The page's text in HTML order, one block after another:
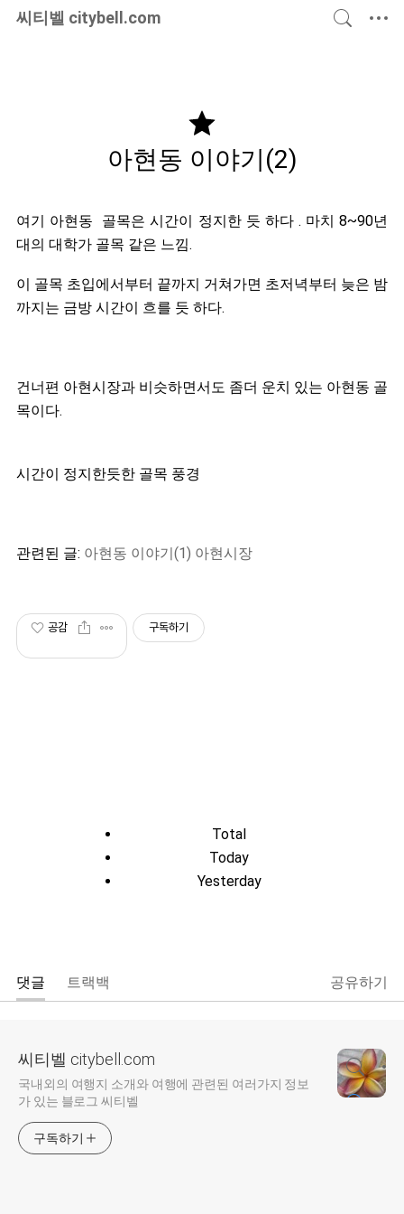
씨티벨 citybell.com
맛있는집
아현동 이야기(2)
여기 아현동 골목은 시간이 정지한 듯 하다 . 마치 8~90년
대의 대학가 골목 같은 느낌.
이 골목 초입에서부터 끝까지 거쳐가면 초저녁부터 늦은 밤
까지는 금방 시간이 흐를 듯 하다.
건너편 아현시장과 비슷하면서도 좀더 운치 있는 아현동 골
목이다.
시간이 정지한듯한 골목 풍경
관련된 글: 아현동 이야기(1) 아현시장
공감 구독하기
Total
Today
Yesterday
댓글 트랙백 공유하기
씨티벨 citybell.com
국내외의 여행지 소개와 여행에 관련된 여러가지 정보
가 있는 블로그 씨티벨
구독하기